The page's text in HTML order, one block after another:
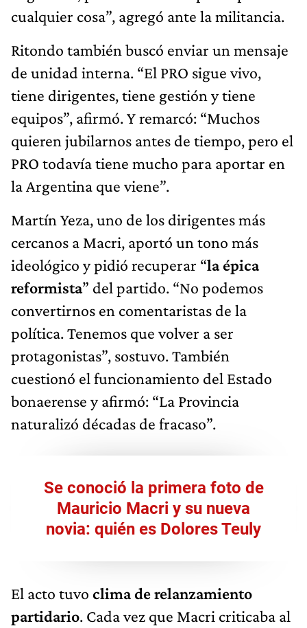
cualquier cosa”, agregó ante la militancia.
Ritondo también buscó enviar un mensaje
de unidad interna. “El PRO sigue vivo,
tiene dirigentes, tiene gestión y tiene
equipos”, afirmó. Y remarcó: “Muchos
quieren jubilarnos antes de tiempo, pero el
PRO todavía tiene mucho para aportar en
la Argentina que viene”.
Martín Yeza, uno de los dirigentes más
cercanos a Macri, aportó un tono más
ideológico y pidió recuperar “la épica
reformista” del partido. “No podemos
convertirnos en comentaristas de la
política. Tenemos que volver a ser
protagonistas”, sostuvo. También
cuestionó el funcionamiento del Estado
bonaerense y afirmó: “La Provincia
naturalizó décadas de fracaso”.
Se conoció la primera foto de
Mauricio Macri y su nueva
novia: quién es Dolores Teuly
El acto tuvo clima de relanzamiento
partidario. Cada vez que Macri criticaba al